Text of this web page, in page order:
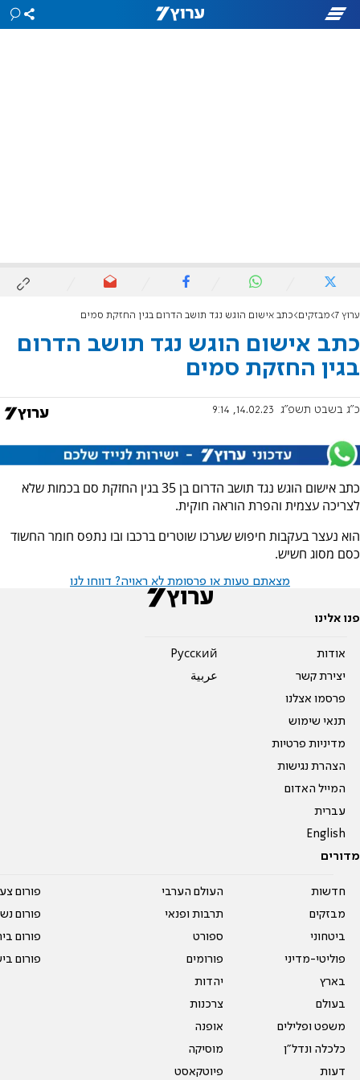
ערוץ 7 מבזקים כתב אישום הוגש נגד תושב הדרום בגין החזקת סמים
כתב אישום הוגש נגד תושב הדרום
בגין החזקת סמים
כ"ג בשבט תשפ"ג 14.02.23, 9:14
כתב אישום הוגש נגד תושב הדרום בן 35 בגין החזקת סם בכמות שלא
לצריכה עצמית והפרת הוראה חוקית.
הוא נעצר בעקבות חיפוש שערכו שוטרים ברכבו ובו נתפס חומר החשוד
כסם מסוג חשיש.
מצאתם טעות או פרסומת לא ראויה? דווחו לנו
פנו אלינו
אודות
יצירת קשר
פרסמו אצלנו
תנאי שימוש
מדיניות פרטיות
הצהרת נגישות
המייל האדום
עברית
English
Pусский
عربية
מדורים
חדשות
מבזקים
ביטחוני
פוליטי-מדיני
בארץ
בעולם
משפט ופלילים
כלכלה ונדל"ן
דעות
העולם הערבי
תרבות ופנאי
ספורט
פורומים
יהדות
צרכנות
אופנה
מוסיקה
פיוטקאסט
פורום
פורום
פורום
פורום